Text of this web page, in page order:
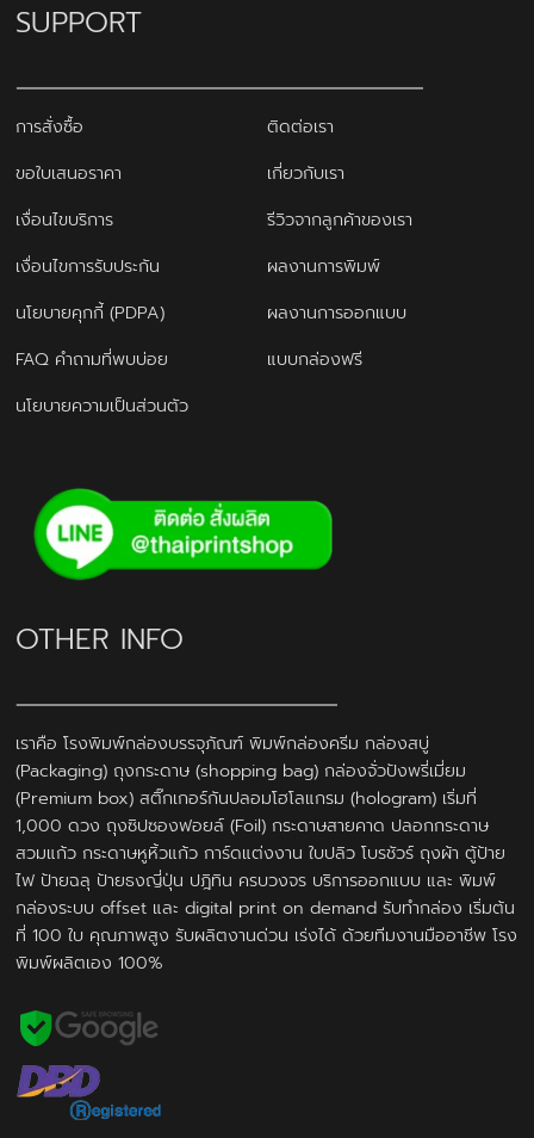
SUPPORT
การสั่งซื้อ
ติดต่อเรา
ขอใบเสนอราคา
เกี่ยวกับเรา
เงื่อนไขบริการ
รีวิวจากลูกค้าของเรา
เงื่อนไขการรับประกัน
ผลงานการพิมพ์
นโยบายคุกกี้ (PDPA)
ผลงานการออกแบบ
FAQ คำถามที่พบบ่อย
แบบกล่องฟรี
นโยบายความเป็นส่วนตัว
OTHER INFO
เราคือ โรงพิมพ์กล่องบรรจุภัณฑ์ พิมพ์กล่องครีม กล่องสบู่
(Packaging) ถุงกระดาษ (shopping bag) กล่องจั่วปังพรี่เมี่ยม
(Premium box) สติ๊กเกอร์กันปลอมโฮโลแกรม (hologram) เริ่มที่
1,000 ดวง ถุงซิปซองฟอยล์ (Foil) กระดาษสายคาด ปลอกกระดาษ
สวมแก้ว กระดาษหูหิ้วแก้ว การ์ดแต่งงาน ใบปลิว โบรชัวร์ ถุงผ้า ตู้ป้าย
ไฟ ป้ายฉลุ ป้ายธงญี่ปุ่น ปฎิทิน ครบวงจร บริการออกแบบ และ พิมพ์
กล่องระบบ offset และ digital print on demand รับทำกล่อง เริ่มต้น
ที่ 100 ใบ คุณภาพสูง รับผลิตงานด่วน เร่งได้ ด้วยทีมงานมืออาชีพ โรง
พิมพ์ผลิตเอง 100%